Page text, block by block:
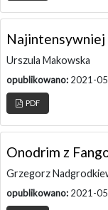
Najintensywniej
Urszula Makowska
opublikowano: 2021-
PDF
Onodrim z
Grzegorz
opublikowano: 2021-